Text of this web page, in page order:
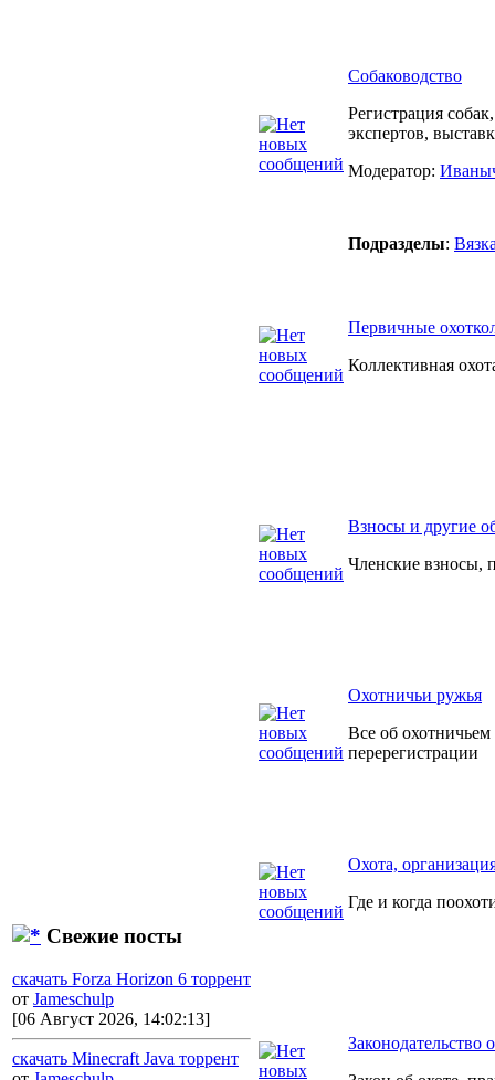
Свежие посты
скачать Forza Horizon 6 торрент
от Jameschulp
[06 Август 2026, 14:02:13]
скачать Minecraft Java торрент
Собаководство
Регистрация
экспертов,
Модератор:
Подразделы:
Первичные
Коллективная
Взносы и другие
Членские взносы,
Охотничьи ружья
Все об
перерегистрации
Охота,
Где и когда
Законодательство